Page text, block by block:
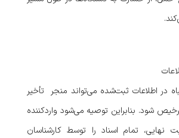
در اطلاعات ثبت‌شده می‌تواند منجر تأخیر
شود. بنابراین توصیه می‌شود واردکننده
نهایی، تمام اسناد را توسط کارشناسان